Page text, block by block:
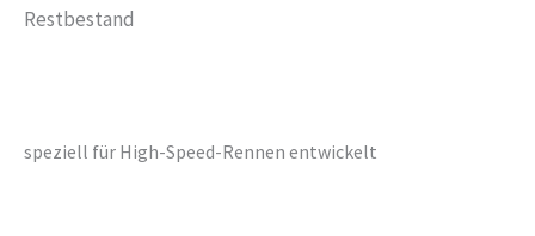
Restbestand
speziell für High-Speed-Rennen entwickelt